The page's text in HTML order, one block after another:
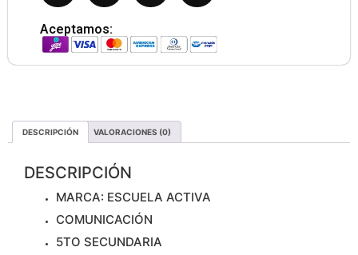
Aceptamos:
DESCRIPCIÓN VALORACIONES (0)
DESCRIPCIÓN
MARCA: ESCUELA ACTIVA
COMUNICACIÓN
5TO SECUNDARIA